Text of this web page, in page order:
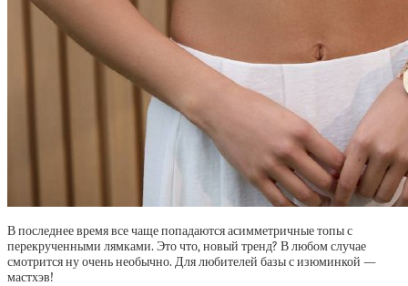
В последнее время все чаще попадаются асимметричные топы с
перекрученными лямками. Это что, новый тренд? В любом случае
смотрится ну очень необычно. Для любителей базы с изюминкой —
мастхэв!